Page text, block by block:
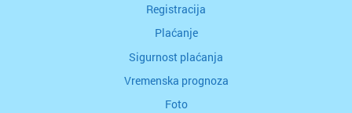
Registracija
Plaćanje
Sigurnost plaćanja
Vremenska prognoza
Foto